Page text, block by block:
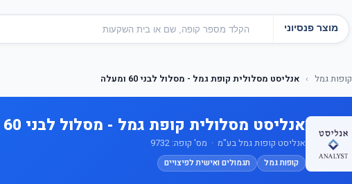
מוצר פנסיוני
קופות גמל › אנליסט מסלולית קופת גמל - מסלול לבני 60 ומעלה
אנליסט מסלולית קופת גמל - מסלול לבני 60 ומעלה
אנליסט קופות גמל בע"מ · מס' קופה: 9732
קופות גמל תגמולים ואישית לפיצויים